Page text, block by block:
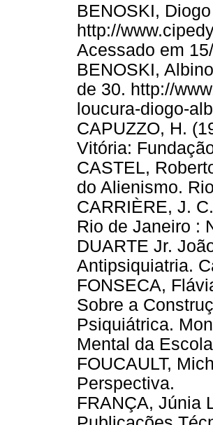
BENOSKI,
http://
Acessado em
BENOSKI,
de 30. http://
loucura-diogo-
CAPUZZO, H.
Vitória:
CASTEL,
do Alienismo.
CARRIÈRE, J.
Rio de Janeiro :
DUARTE Jr.
Antipsiquiatria.
FONSECA,
Sobre a
Psiquiátrica.
Mental da
FOUCAULT,
Perspectiva.
FRANÇA, Júnia